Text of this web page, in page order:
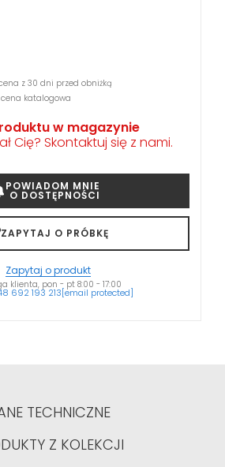
z 30 dni przed obniżką
cena katalogowa
w magazynie
Cię? Skontaktuj się z nami.
POWIADOM MNIE
O DOSTĘPNOŚCI
ZAPYTAJ O PRÓBKĘ
Zapytaj o produkt
klienta, pon - pt 8:00 - 17:00
692 193 213[email protected]
TECHNICZNE
Z KOLEKCJI